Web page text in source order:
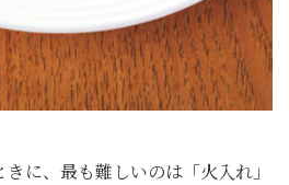
に、最も難しいのは「火入れ」